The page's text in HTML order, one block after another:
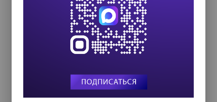
Grid для Европы
Европейская комиссия выделяет 52 млн. евро для
12 исследовательских проектов в области grid-
территории 25 стран. Основной целью этих проектов
«вывод grid-технологий из стен лабораторий и
эксплуатацию две подсистемы Государственной
автоматизированной системы «Выборы» - «Интернет-
«Информационно-справочную подсистему ЦИК